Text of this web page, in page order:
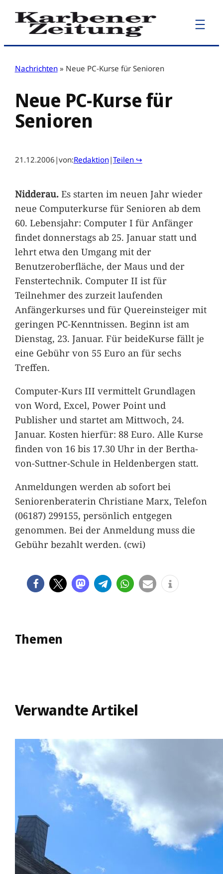
Zum
Inhalt
Nachrichten » Neue PC-Kurse für Senioren
Neue PC-Kurse für
Senioren
21.12.2006 |von:Redaktion|Teilen ↪
Nidderau.Es starten im neuen Jahr wieder
neue Computerkurse für Senioren ab dem
60. Lebensjahr: Computer I für Anfänger
findet donnerstags ab 25. Januar statt und
lehrt etwa den Umgang mit der
Benutzeroberfläche, der Maus und der
Fenstertechnik. Computer II ist für
Teilnehmer des zurzeit laufenden
Anfängerkurses und für Quereinsteiger mit
geringen PC-Kenntnissen. Beginn ist am
Dienstag, 23. Januar. Für beideKurse fällt je
eine Gebühr von 55 Euro an für sechs
Treffen.
Computer-Kurs III vermittelt Grundlagen
von Word, Excel, Power Point und
Publisher und startet am Mittwoch, 24.
Januar. Kosten hierfür: 88 Euro. Alle Kurse
finden von 16 bis 17.30 Uhr in der Bertha-
von-Suttner-Schule in Heldenbergen statt.
Anmeldungen werden ab sofort bei
Seniorenberaterin Christiane Marx, Telefon
(06187) 299155, persönlich entgegen
genommen. Bei der Anmeldung muss die
Gebühr bezahlt werden. (cwi)
Themen
Verwandte Artikel